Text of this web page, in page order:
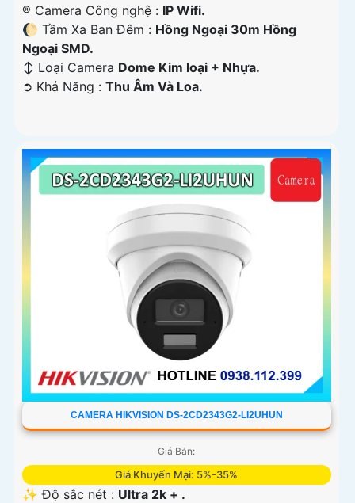
®️ Camera Công nghệ : IP Wifi.
🌔 Tầm Xa Ban Đêm : Hồng Ngoại 30m Hồng
Ngoại SMD.
↕️ Loại Camera Dome Kim loại + Nhựa.
️➲ Khả Năng : Thu Âm Và Loa.
CAMERA HIKVISION DS-2CD2343G2-LI2UHUN
Giá Bán:
Giá Khuyến Mại: 5%-35%
✨ Độ sắc nét : Ultra 2k + .